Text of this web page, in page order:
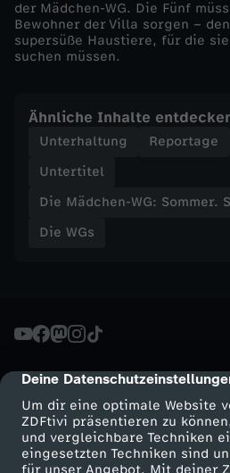
cmp-dialog-description
Deine
Um dir eine optimale Website
ZDFtivi präsentieren zu
und vergleichbare Techniken
eingesetzten Techniken sind
für unser Angebot. Mit deiner
S
m
m
e
S
o
n
der Mädchen-WG. Die Fünf
Bewohner der Villa sorgen –
supersüße Haustiere, für die
suchen müssen.
Ähnliche Inhalte
Unterhaltung Reportage
Untertitel
Die Mädchen-WG: Sommer.
Die WGs